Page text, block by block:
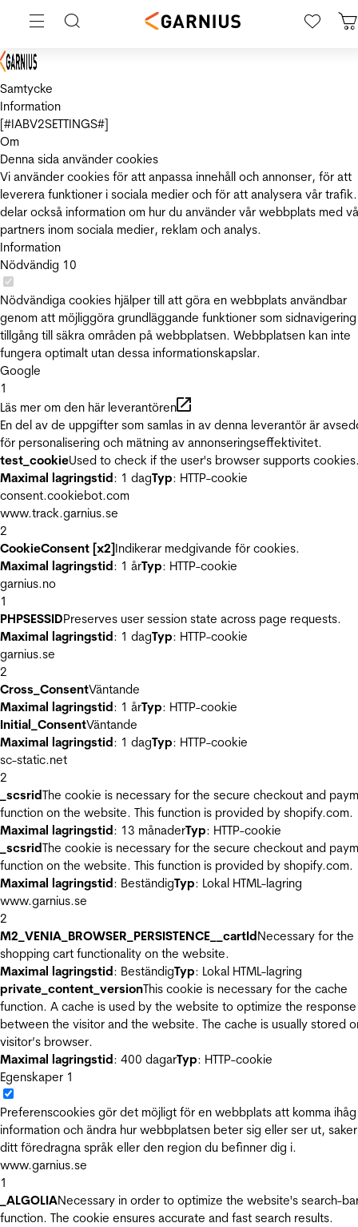
Samtycke
Information
[#IABV2SETTINGS#]
Om
Denna sida använder cookies
Vi använder cookies för att anpassa innehåll och annonser, för att
leverera funktioner i sociala medier och för att analysera vår
delar också information om hur du använder vår webbplats med
partners inom sociala medier, reklam och analys.
Information
Nödvändig 10
Nödvändiga cookies hjälper till att göra en webbplats användbar
genom att möjliggöra grundläggande funktioner som
tillgång till säkra områden på webbplatsen. Webbplatsen kan inte
fungera optimalt utan dessa informationskapslar.
Google
1
Läs mer om den här leverantören
En del av de uppgifter som samlas in av denna leverantör är
för personalisering och mätning av annonseringseffektivitet.
test_cookieUsed to check if the user's browser supports
Maximal lagringstid: 1 dagTyp: HTTP-cookie
consent.cookiebot.com
www.track.garnius.se
2
CookieConsent [x2]Indikerar medgivande för cookies.
Maximal lagringstid: 1 årTyp: HTTP-cookie
garnius.no
1
PHPSESSIDPreserves user session state across page requests.
Maximal lagringstid: 1 dagTyp: HTTP-cookie
garnius.se
2
Cross_ConsentVäntande
Maximal lagringstid: 1 årTyp: HTTP-cookie
Initial_ConsentVäntande
Maximal lagringstid: 1 dagTyp: HTTP-cookie
sc-static.net
2
_scsridThe cookie is necessary for the secure checkout and
function on the website. This function is provided by shopify.com.
Maximal lagringstid: 13 månaderTyp: HTTP-cookie
_scsridThe cookie is necessary for the secure checkout and
function on the website. This function is provided by shopify.com.
Maximal lagringstid: BeständigTyp: Lokal HTML-lagring
www.garnius.se
2
M2_VENIA_BROWSER_PERSISTENCE__cartIdNecessary for the
shopping cart functionality on the website.
Maximal lagringstid: BeständigTyp: Lokal HTML-lagring
private_content_versionThis cookie is necessary for the cache
function. A cache is used by the website to optimize the
between the visitor and the website. The cache is usually stored
visitor’s browser.
Maximal lagringstid: 400 dagarTyp: HTTP-cookie
Egenskaper 1
Preferenscookies gör det möjligt för en webbplats att komma ihåg
information och ändra hur webbplatsen beter sig eller ser ut,
ditt föredragna språk eller den region du befinner dig i.
www.garnius.se
1
_ALGOLIANecessary in order to optimize the website's search-
function. The cookie ensures accurate and fast search results.